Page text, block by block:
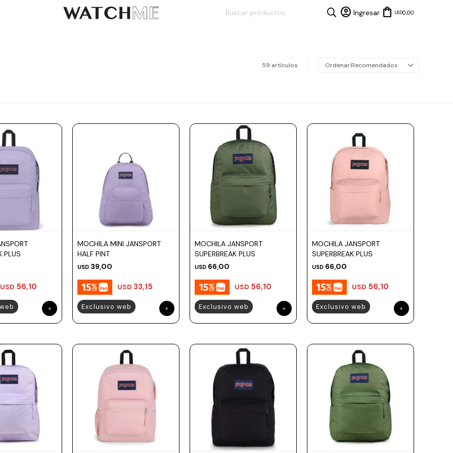
USD0,00
59 artículos Recomendados
PLUS
USD 56,10
MOCHILA MINI JANSPORT
HALF PINT
USD 39,00
USD 33,15
Exclusivo web
MOCHILA JANSPORT
SUPERBREAK PLUS
USD 66,00
USD 56,10
Exclusivo web
MOCHILA JANSPORT
SUPERBREAK PLUS
USD 66,00
USD 56,10
Exclusivo web